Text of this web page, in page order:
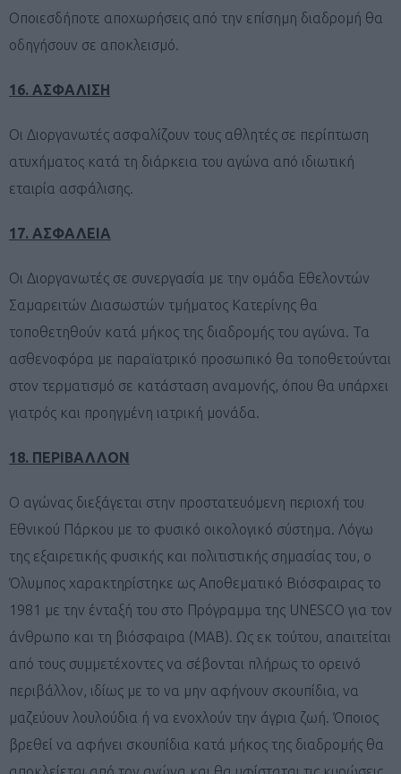
Οποιεσδήποτε αποχωρήσεις από την επίσημη διαδρομή θα
οδηγήσουν σε αποκλεισμό.
16. ΑΣΦΑΛΙΣΗ
Οι Διοργανωτές ασφαλίζουν τους αθλητές σε περίπτωση
ατυχήματος κατά τη διάρκεια του αγώνα από ιδιωτική
εταιρία ασφάλισης.
17. ΑΣΦΑΛΕΙΑ
Οι Διοργανωτές σε συνεργασία με την ομάδα Εθελοντών
Σαμαρειτών Διασωστών τμήματος Κατερίνης θα
τοποθετηθούν κατά μήκος της διαδρομής του αγώνα. Τα
ασθενοφόρα με παραϊατρικό προσωπικό θα τοποθετούνται
στον τερματισμό σε κατάσταση αναμονής, όπου θα υπάρχει
γιατρός και προηγμένη ιατρική μονάδα.
18. ΠΕΡΙΒΑΛΛΟΝ
Ο αγώνας διεξάγεται στην προστατευόμενη περιοχή του
Εθνικού Πάρκου με το φυσικό οικολογικό σύστημα. Λόγω
της εξαιρετικής φυσικής και πολιτιστικής σημασίας του, ο
Όλυμπος χαρακτηρίστηκε ως Αποθεματικό Βιόσφαιρας το
1981 με την ένταξή του στο Πρόγραμμα της UNESCO για τον
άνθρωπο και τη βιόσφαιρα (MAB). Ως εκ τούτου, απαιτείται
από τους συμμετέχοντες να σέβονται πλήρως το ορεινό
περιβάλλον, ιδίως με το να μην αφήνουν σκουπίδια, να
μαζεύουν λουλούδια ή να ενοχλούν την άγρια ​​ζωή. Όποιος
βρεθεί να αφήνει σκουπίδια κατά μήκος της διαδρομής θα